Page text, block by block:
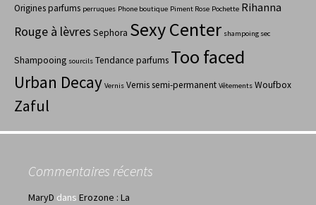
Origines parfums perruques Phone boutique Piment Rose Pochette Rihanna
Rouge à lèvres Sephora Sexy Center shampoing sec
Shampooing sourcils Tendance parfums Too faced
Urban Decay Vernis Vernis semi-permanent Vêtements Woufbox
Zaful
Commentaires récents
MaryD dans Erozone : La